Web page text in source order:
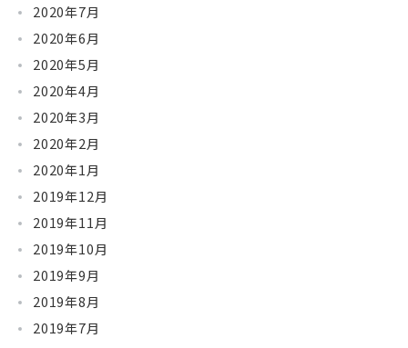
2020年7月
2020年6月
2020年5月
2020年4月
2020年3月
2020年2月
2020年1月
2019年12月
2019年11月
2019年10月
2019年9月
2019年8月
2019年7月